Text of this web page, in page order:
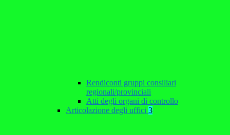
Rendiconti gruppi consiliari
regionali/provinciali
Atti degli organi di controllo
Articolazione degli uffici 3